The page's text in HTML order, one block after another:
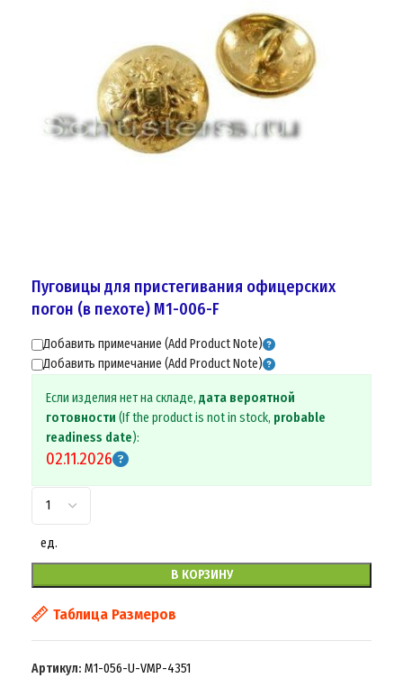
Пуговицы для пристегивания офицерских
погон (в пехоте) M1-006-F
Добавить примечание (Add Product Note)
Добавить примечание (Add Product Note)
Если изделия нет на складе, дата вероятной
готовности (If the product is not in stock, probable
readiness date):
02.11.2026
ед.
В КОРЗИНУ
Таблица Размеров
Артикул: M1-056-U-VMP-4351